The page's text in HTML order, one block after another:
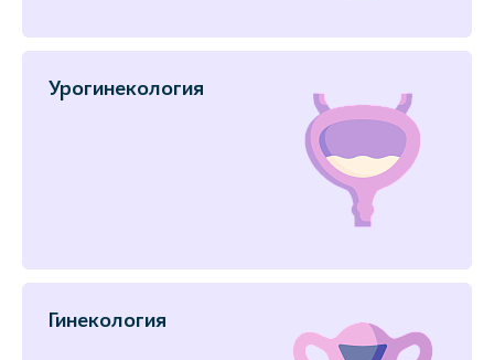
Урогинекология
Гинекология